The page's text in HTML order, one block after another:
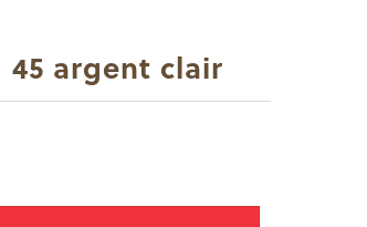
45 argent clair